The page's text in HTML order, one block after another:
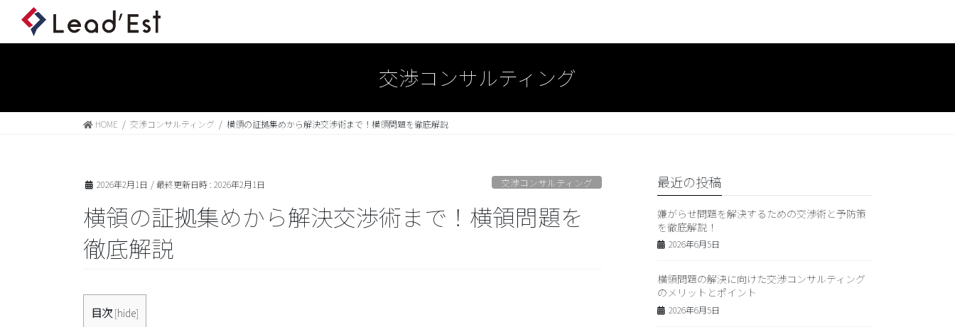
交渉コンサルティング
HOME 交渉コンサルティング 横領の証拠集めから解決交渉術まで！横領問題を徹底解説
2026年2月1日 / 最終更新日時 : 2026年2月1日 交渉コンサルティング
横領の証拠集めから解決交渉術まで！横領問題を
徹底解説
目次 [hide]
最近の投稿
嫌がらせ問題を解決するための交渉術と予防策
を徹底解説！
2026年6月5日
横領問題の解決に向けた交渉コンサルティング
のメリットとポイント
2026年6月5日